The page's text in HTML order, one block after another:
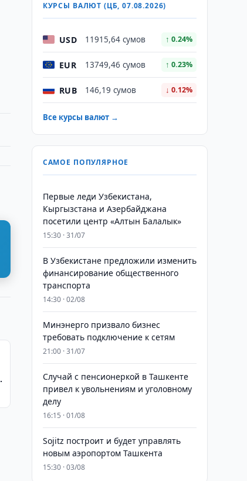
КУРСЫ ВАЛЮТ (ЦБ, 07.08.2026)
USD 11915,64 сумов ↑ 0.24%
EUR 13749,46 сумов ↑ 0.23%
RUB 146,19 сумов ↓ 0.12%
Все курсы валют →
САМОЕ ПОПУЛЯРНОЕ
Первые леди Узбекистана,
Кыргызстана и Азербайджана
посетили центр «Алтын Балалык»
15:30 · 31/07
В Узбекистане предложили изменить
финансирование общественного
транспорта
14:30 · 02/08
Минэнерго призвало бизнес
требовать подключение к сетям
21:00 · 31/07
Случай с пенсионеркой в Ташкенте
привел к увольнениям и уголовному
делу
16:15 · 01/08
Sojitz построит и будет управлять
новым аэропортом Ташкента
15:30 · 03/08